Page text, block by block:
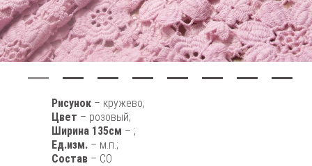
Рисунок – кружево;
Цвет – розовый;
Ширина 135см – ;
Ед.изм. – м.п.;
Состав – CO